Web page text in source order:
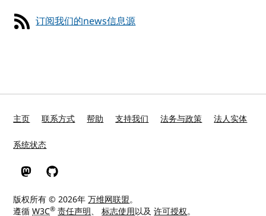
订阅我们的news信息源
主页 联系方式 帮助 支持我们 法务与政策 法人实体
系统状态
W3C 在 Mastodon
W3C 在 GitHub
版权所有 © 2026年万维网联盟。
遵循W3C® 责任声明、标志使用以及许可授权。